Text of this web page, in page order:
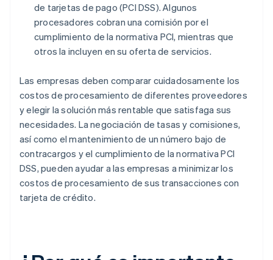
de tarjetas de pago (PCI DSS). Algunos
procesadores cobran una comisión por el
cumplimiento de la normativa PCI, mientras que
otros la incluyen en su oferta de servicios.
Las empresas deben comparar cuidadosamente los
costos de procesamiento de diferentes proveedores
y elegir la solución más rentable que satisfaga sus
necesidades. La negociación de tasas y comisiones,
así como el mantenimiento de un número bajo de
contracargos y el cumplimiento de la normativa PCI
DSS, pueden ayudar a las empresas a minimizar los
costos de procesamiento de sus transacciones con
tarjeta de crédito.